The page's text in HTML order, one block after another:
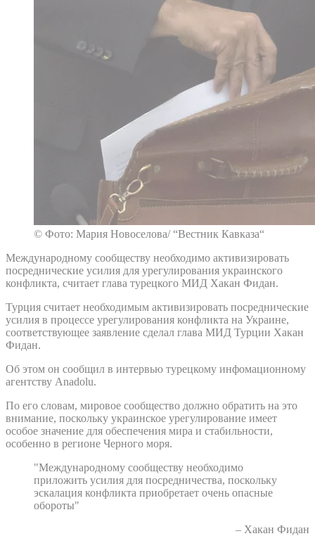
© Фото: Мария Новоселова/ “Вестник Кавказа“
Международному сообществу необходимо активизировать
посреднические усилия для урегулирования украинского
конфликта, считает глава турецкого МИД Хакан Фидан.
Турция считает необходимым активизировать посреднические
усилия в процессе урегулирования конфликта на Украине,
соответствующее заявление сделал глава МИД Турции Хакан
Фидан.
Об этом он сообщил в интервью турецкому инфомационному
агентству Anadolu.
По его словам, мировое сообщество должно обратить на это
внимание, поскольку украинское урегулирование имеет
особое значение для обеспечения мира и стабильности,
особенно в регионе Черного моря.
"Международному сообществу необходимо
приложить усилия для посредничества, поскольку
эскалация конфликта приобретает очень опасные
обороты"
– Хакан Фидан